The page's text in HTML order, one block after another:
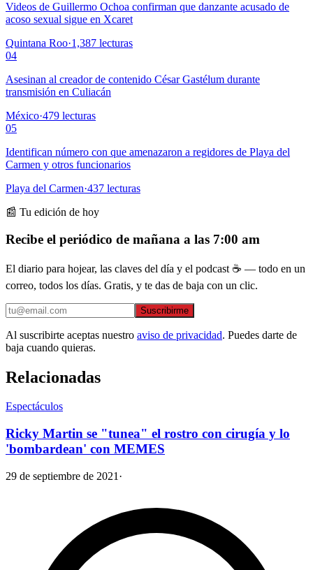
Videos de Guillermo Ochoa confirman que danzante acusado de
acoso sexual sigue en Xcaret
Quintana Roo·1,387 lecturas
04
Asesinan al creador de contenido César Gastélum durante
transmisión en Culiacán
México·479 lecturas
05
Identifican número con que amenazaron a regidores de Playa del
Carmen y otros funcionarios
Playa del Carmen·437 lecturas
📰 Tu edición de hoy
Recibe el periódico de mañana a las 7:00 am
El diario para hojear, las claves del día y el podcast ☕ — todo en un
correo, todos los días. Gratis, y te das de baja con un clic.
Suscribirme
Al suscribirte aceptas nuestro aviso de privacidad. Puedes darte de
baja cuando quieras.
Relacionadas
Espectáculos
Ricky Martin se "tunea" el rostro con cirugía y lo
'bombardean' con MEMES
29 de septiembre de 2021 ·